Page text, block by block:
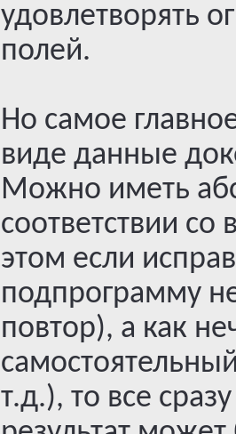
удовлетворять
полей.
Но самое
виде данные
Можно иметь
соответствии
этом если
подпрограмму
повтор), а как
т.д.), то все